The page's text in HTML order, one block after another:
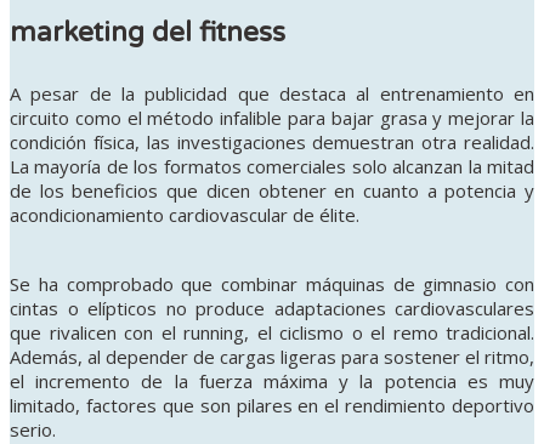
marketing del fitness
A pesar de la publicidad que destaca al entrenamiento en
circuito como el método infalible para bajar grasa y mejorar la
condición física, las investigaciones demuestran otra realidad.
La mayoría de los formatos comerciales solo alcanzan la mitad
de los beneficios que dicen obtener en cuanto a potencia y
acondicionamiento cardiovascular de élite.
Se ha comprobado que combinar máquinas de gimnasio con
cintas o elípticos no produce adaptaciones cardiovasculares
que rivalicen con el running, el ciclismo o el remo tradicional.
Además, al depender de cargas ligeras para sostener el ritmo,
el incremento de la fuerza máxima y la potencia es muy
limitado, factores que son pilares en el rendimiento deportivo
serio.